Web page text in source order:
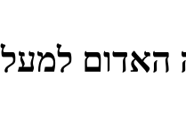
האדום